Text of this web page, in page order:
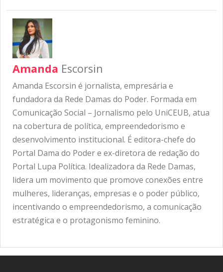
Amanda Escorsin
Amanda Escorsin é jornalista, empresária e
fundadora da Rede Damas do Poder. Formada em
Comunicação Social – Jornalismo pelo UniCEUB, atua
na cobertura de política, empreendedorismo e
desenvolvimento institucional. É editora-chefe do
Portal Dama do Poder e ex-diretora de redação do
Portal Lupa Política. Idealizadora da Rede Damas,
lidera um movimento que promove conexões entre
mulheres, lideranças, empresas e o poder público,
incentivando o empreendedorismo, a comunicação
estratégica e o protagonismo feminino.